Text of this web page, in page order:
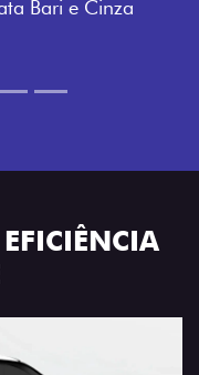
Bari e Cinza